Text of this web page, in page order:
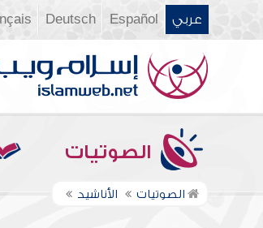
عربي Español
Deutsch
الصوتيات
الصوتيات الأناشيد